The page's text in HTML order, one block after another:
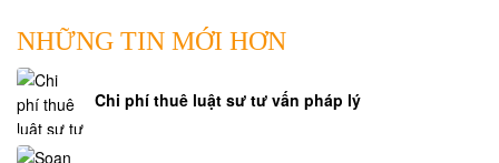
NHỮNG TIN MỚI HƠN
Chi phí thuê luật sư tư vấn pháp lý